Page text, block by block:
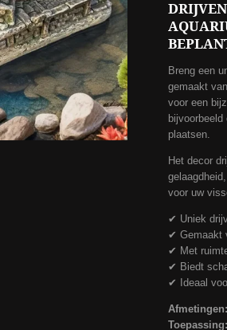
Breng een
gemaakt
voor een
bijvoorbeeld
plaatsen.
Het decor
voor uw
✔ Uniek
✔ Gemaakt
✔ Met
✔ Biedt
✔ Ideaal
Afmetingen:
Toepassing: